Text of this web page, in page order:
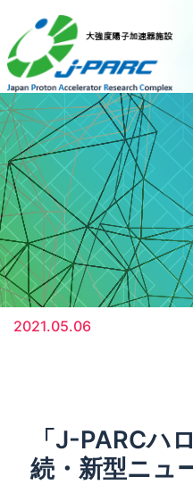
2021.05.06
「J-PARCハ
続・新型ニュ